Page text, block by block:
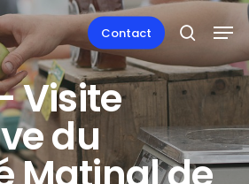
Contact search
Visite
du